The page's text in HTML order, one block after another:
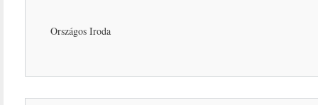
Országos Iroda